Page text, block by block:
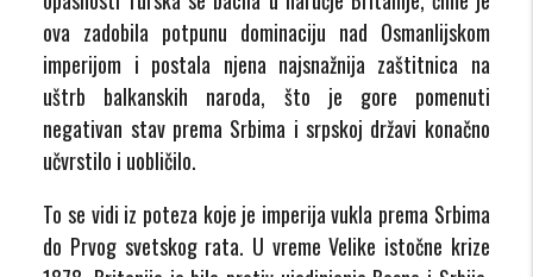
ova zadobila potpunu dominaciju nad Osmanlijskom
imperijom i postala njena najsnažnija zaštitnica na
uštrb balkanskih naroda, što je gore pomenuti
negativan stav prema Srbima i srpskoj državi konačno
učvrstilo i uobličilo.
To se vidi iz poteza koje je imperija vukla prema Srbima
do Prvog svetskog rata. U vreme Velike istočne krize